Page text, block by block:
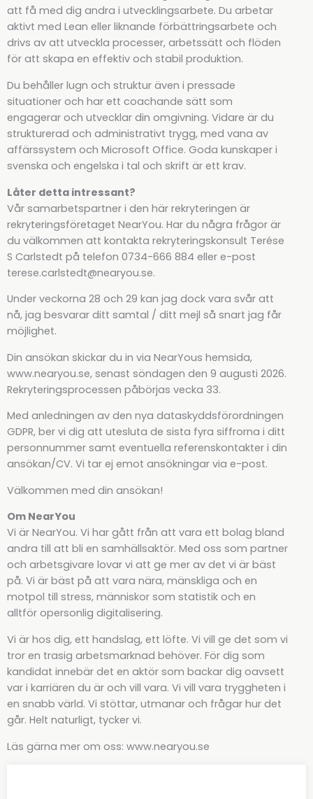
att få med dig andra i utvecklingsarbete. Du arbetar
aktivt med Lean eller liknande förbättringsarbete och
drivs av att utveckla processer, arbetssätt och flöden
för att skapa en effektiv och stabil produktion.
Du behåller lugn och struktur även i pressade
situationer och har ett coachande sätt som
engagerar och utvecklar din omgivning. Vidare är du
strukturerad och administrativt trygg, med vana av
affärssystem och Microsoft Office. Goda kunskaper i
svenska och engelska i tal och skrift är ett krav.
Låter detta intressant?
Vår samarbetspartner i den här rekryteringen är
rekryteringsföretaget NearYou. Har du några frågor är
du välkommen att kontakta rekryteringskonsult Terése
S Carlstedt på telefon 0734-666 884 eller e-post
terese.carlstedt@nearyou.se.
Under veckorna 28 och 29 kan jag dock vara svår att
nå, jag besvarar ditt samtal / ditt mejl så snart jag får
möjlighet.
Din ansökan skickar du in via NearYous hemsida,
www.nearyou.se, senast söndagen den 9 augusti 2026.
Rekryteringsprocessen påbörjas vecka 33.
Med anledningen av den nya dataskyddsförordningen
GDPR, ber vi dig att utesluta de sista fyra siffrorna i ditt
personnummer samt eventuella referenskontakter i din
ansökan/CV. Vi tar ej emot ansökningar via e-post.
Välkommen med din ansökan!
Om NearYou
Vi är NearYou. Vi har gått från att vara ett bolag bland
andra till att bli en samhällsaktör. Med oss som partner
och arbetsgivare lovar vi att ge mer av det vi är bäst
på. Vi är bäst på att vara nära, mänskliga och en
motpol till stress, människor som statistik och en
alltför opersonlig digitalisering.
Vi är hos dig, ett handslag, ett löfte. Vi vill ge det som vi
tror en trasig arbetsmarknad behöver. För dig som
kandidat innebär det en aktör som backar dig oavsett
var i karriären du är och vill vara. Vi vill vara tryggheten i
en snabb värld. Vi stöttar, utmanar och frågar hur det
går. Helt naturligt, tycker vi.
Läs gärna mer om oss: www.nearyou.se